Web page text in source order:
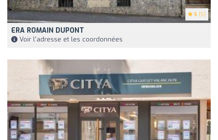
5 (5)
ERA ROMAIN DUPONT
Voir l'adresse et les coordonnées